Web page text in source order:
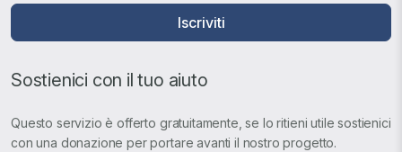
Iscriviti
Sostienici con il tuo aiuto
Questo servizio è offerto gratuitamente, se lo ritieni utile sostienici
con una donazione per portare avanti il nostro progetto.